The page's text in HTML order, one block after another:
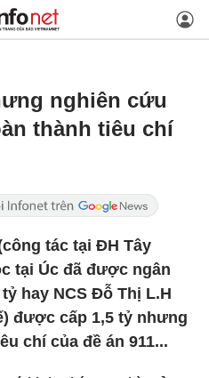
nghiên cứu
thành tiêu chí
tác tại ĐH Tây
tại Úc đã được ngân
hay NCS Đỗ Thị L.H
được cấp 1,5 tỷ nhưng
chí của đề án 911...